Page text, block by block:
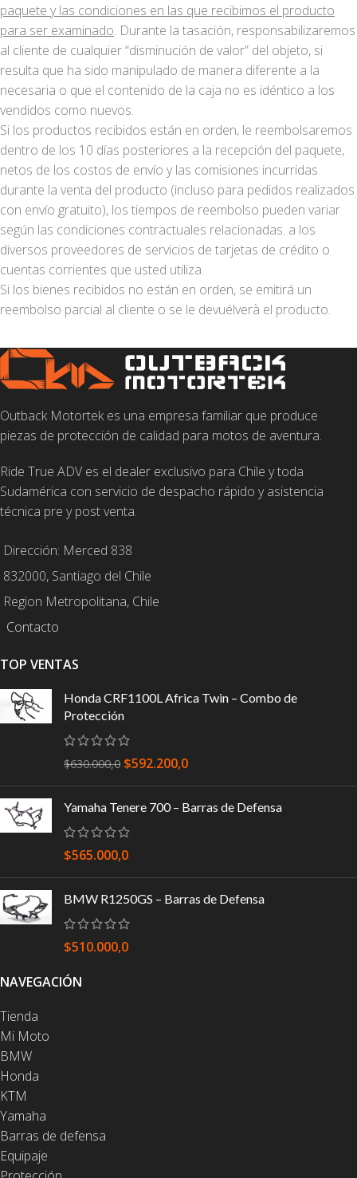
paquete y las condiciones en las que recibimos el producto
para ser examinado. Durante la tasación, responsabilizaremos
al cliente de cualquier “disminución de valor” del objeto, si
resulta que ha sido manipulado de manera diferente a la
necesaria o que el contenido de la caja no es idéntico a los
vendidos como nuevos.
Si los productos recibidos están en orden, le reembolsaremos
dentro de los 10 días posteriores a la recepción del paquete,
netos de los costos de envío y las comisiones incurridas
durante la venta del producto (incluso para pedidos realizados
con envío gratuito), los tiempos de reembolso pueden variar
según las condiciones contractuales relacionadas. a los
diversos proveedores de servicios de tarjetas de crédito o
cuentas corrientes que usted utiliza.
Si los bienes recibidos no están en orden, se emitirá un
reembolso parcial al cliente o se le devuélverà el producto.
Outback Motortek es una empresa familiar que produce
piezas de protección de calidad para motos de aventura.
Ride True ADV es el dealer exclusivo para Chile y toda
Sudamérica con servicio de despacho rápido y asistencia
técnica pre y post venta.
Dirección: Merced 838
832000, Santiago del Chile
Region Metropolitana, Chile
Contacto
TOP VENTAS
Honda CRF1100L Africa Twin – Combo de
Protección
$630.000,0 $592.200,0
Yamaha Tenere 700 – Barras de Defensa
$565.000,0
BMW R1250GS – Barras de Defensa
$510.000,0
NAVEGACIÓN
Tienda
Mi Moto
BMW
Honda
KTM
Yamaha
Barras de defensa
Equipaje